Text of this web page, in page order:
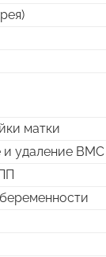
матки
и удаление ВМС